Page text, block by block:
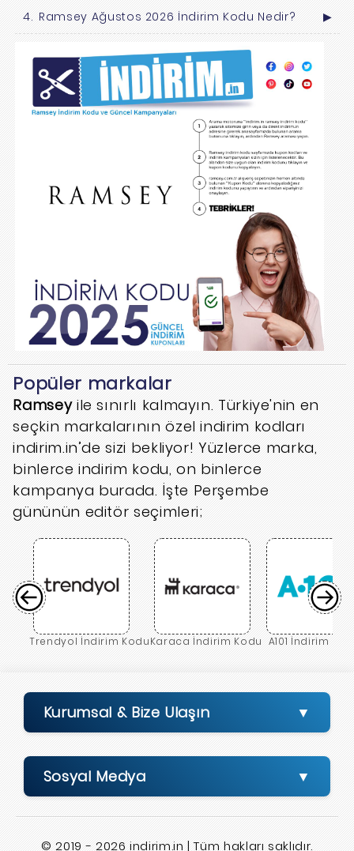
Ramsey Ağustos 2026 İndirim Kodu Nedir? ▶
Popüler markalar
Ramseyile sınırlı kalmayın. Türkiye'nin en
seçkin markalarının özel indirim kodları
indirim.in’de sizi bekliyor! Yüzlerce marka,
binlerce indirim kodu, on binlerce
kampanya burada. İşte Perşembe
gününün editör seçimleri;
Trendyol İndirim KoduKaraca İndirim Kodu A101 İndirim
Kurumsal & Bize Ulaşın
Sosyal Medya
© 2019 - 2026 indirim.in | Tüm hakları saklıdır.